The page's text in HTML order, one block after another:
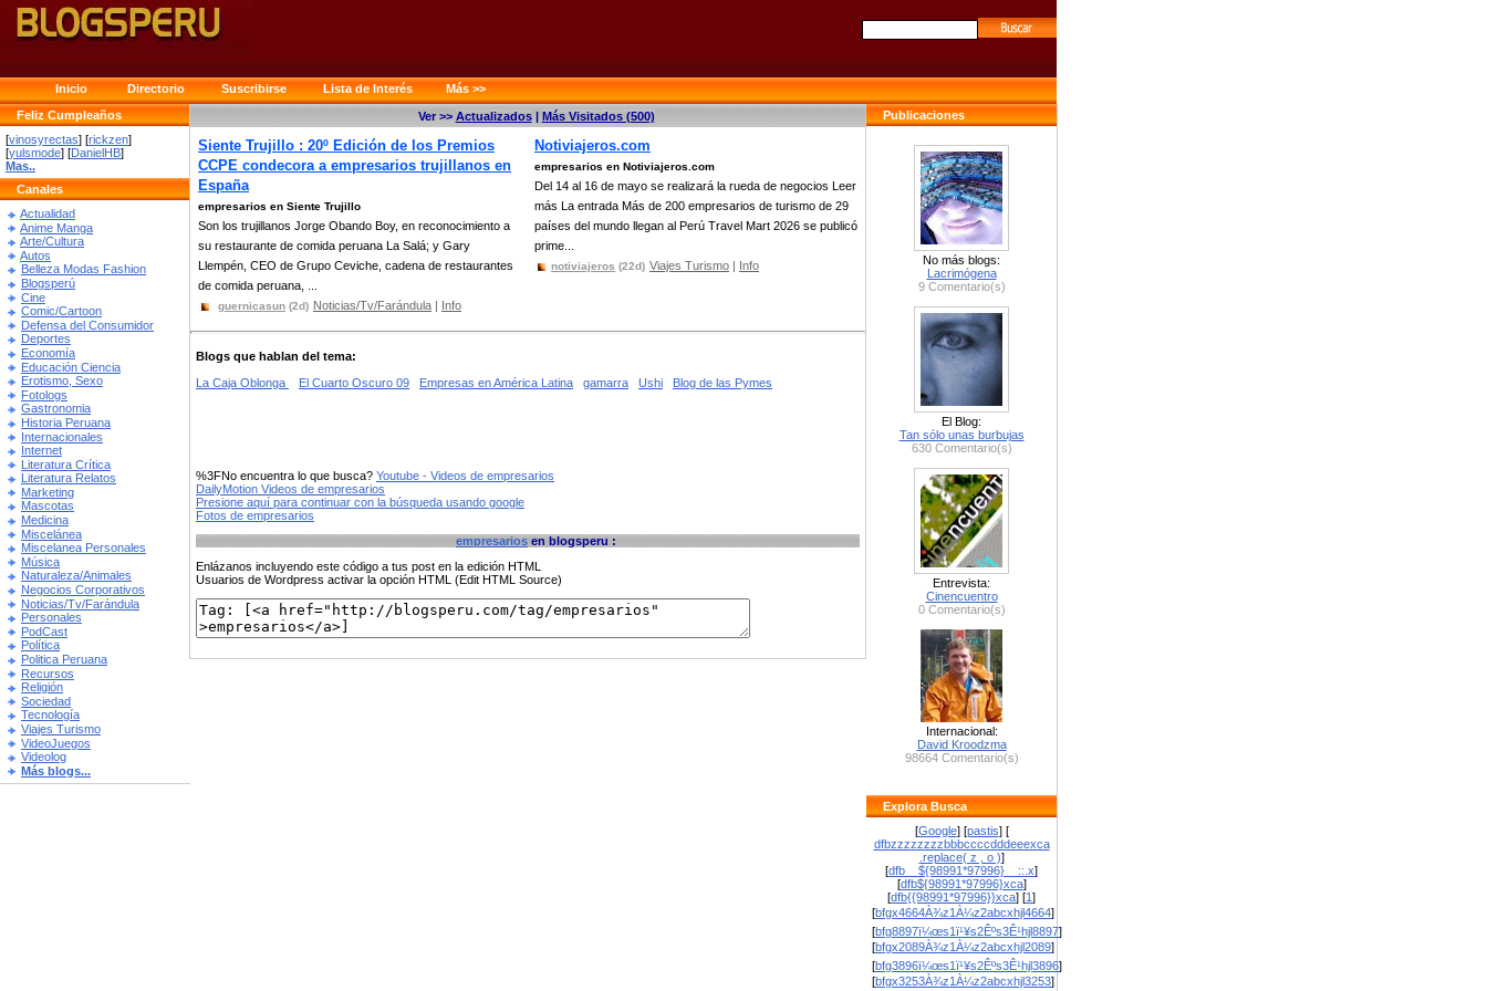
Inicio Directorio Suscribirse Lista de Interés
Más >>
Feliz Cumpleaños
[vinosyrectas] [rickzen]
[yulsmode] [DanielHB]
Mas..
Canales
Actualidad
Anime Manga
Arte/Cultura
Autos
Belleza Modas Fashion
Blogsperú
Cine
Comic/Cartoon
Defensa del Consumidor
Deportes
Economía
Educación Ciencia
Erotismo, Sexo
Fotologs
Gastronomia
Historia Peruana
Internacionales
Internet
Literatura Crítica
Literatura Relatos
Marketing
Mascotas
Medicina
Miscelánea
Miscelanea Personales
Música
Naturaleza/Animales
Negocios Corporativos
Noticias/Tv/Farándula
Personales
PodCast
Política
Politica Peruana
Recursos
Religión
Sociedad
Tecnología
Viajes Turismo
VideoJuegos
Videolog
Más blogs...
Publicaciones
No más blogs:
Lacrimógena
9 Comentario(s)
El Blog:
Tan sólo unas burbujas
630 Comentario(s)
Entrevista:
Cinencuentro
0 Comentario(s)
Internacional:
David Kroodzma
98664 Comentario(s)
Explora Busca
[Google] [pastis] [
dfbzzzzzzzzbbbccccdddeeexca
.replace( z , o )]
[dfb__${98991*97996}__::.x]
[dfb${98991*97996}xca]
[dfb{{98991*97996}}xca] [1]
[bfgx4664À¾z1À¼z2abcxhjl4664]
[bfg8897ï¼œs1ï¹¥s2Êºs3Ê¹hjl8897]
[bfgx2089À¾z1À¼z2abcxhjl2089]
[bfg3896ï¼œs1ï¹¥s2Êºs3Ê¹hjl3896]
[bfgx3253À¾z1À¼z2abcxhjl3253]
Ver >> Actualizados| Más Visitados (500)
Siente Trujillo : 20º Edición de los Premios
CCPE condecora a empresarios trujillanos en
España
empresarios en Siente Trujillo
Son los trujillanos Jorge Obando Boy, en reconocimiento a
su restaurante de comida peruana La Salá; y Gary
Llempén, CEO de Grupo Ceviche, cadena de restaurantes
de comida peruana, ...
guernicasun (2d) Noticias/Tv/Farándula | Info
Notiviajeros.com
empresarios en Notiviajeros.com
Del 14 al 16 de mayo se realizará la rueda de negocios Leer
más La entrada Más de 200 empresarios de turismo de 29
países del mundo llegan al Perú Travel Mart 2026 se publicó
prime...
notiviajeros (22d) Viajes Turismo | Info
Blogs que hablan del tema:
La Caja Oblonga
El Cuarto Oscuro 09 Empresas en América Latina gamarra Ushi Blog de las Pymes
%3FNo encuentra lo que busca? Youtube - Videos de empresarios
DailyMotion Videos de empresarios
Presione aquí para continuar con la búsqueda usando google
Fotos de empresarios
empresarios en blogsperu :
Enlázanos incluyendo este código a tus post en la edición HTML
Usuarios de Wordpress activar la opción HTML (Edit HTML Source)